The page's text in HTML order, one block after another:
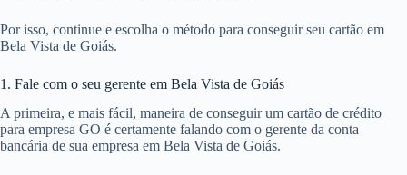
Por isso, continue e escolha o método para conseguir seu cartão em
Bela Vista de Goiás.
1. Fale com o seu gerente em Bela Vista de Goiás
A primeira, e mais fácil, maneira de conseguir um cartão de crédito
para empresa GO é certamente falando com o gerente da conta
bancária de sua empresa em Bela Vista de Goiás.